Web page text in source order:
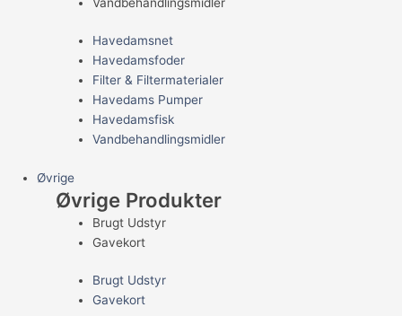
Havedamsnet
Havedamsfoder
Filter & Filtermaterialer
Havedams Pumper
Havedamsfisk
Vandbehandlingsmidler
Øvrige
Øvrige Produkter
Brugt Udstyr
Gavekort
Brugt Udstyr
Gavekort